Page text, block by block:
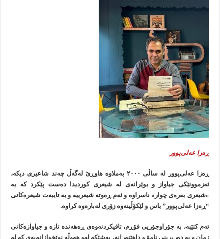
ڕەزا عه‌لی‌پوور
ڕەزا عه‌لی‌پوور له ساڵی ۲۰۰۰ به‌ملاوه هاوڕێ لەگەڵ چه‌ند شاعیری دیکه‌،
ئەزموونێکی جیاواز و بوێرانه‌ی له شیعری کوردیدا ده‌ست پێکرد که به
«شیعری به‌ره‌ی چوار» ناسراوه و ئەم ڕەوته شیعرییه و به تایبه‌ت شیعره‌کانی
“ڕەزا عه‌لی‌پوور” باس و لێکۆڵینه‌وه زۆری لەباره‌وه کراوه.
ئەم کتێبە، بە جۆراوجۆریی فۆڕم، تاقیکردنەوەی ڕەهەندە تازە و جیاوازەکانی
زمان و بە دەربڕینی نامۆ و داهێنەرانە، بەشێکە لەو هەوڵە نوێخوازانه‌یه‌ی کە لە